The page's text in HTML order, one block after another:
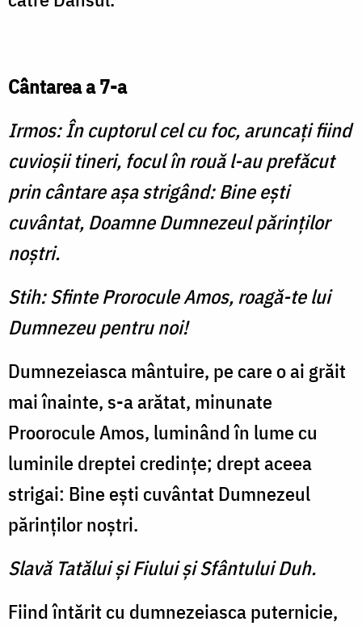
Cântarea a 7-a
Irmos: În cuptorul cel cu foc, aruncaţi fiind
cuvioşii tineri, focul în rouă l-au prefăcut
prin cântare aşa strigând: Bine eşti
cuvântat, Doamne Dumnezeul părinţilor
noştri.
Stih: Sfinte Prorocule Amos, roagă-te lui
Dumnezeu pentru noi!
Dumnezeiasca mântuire, pe care o ai grăit
mai înainte, s-a arătat, minunate
Proorocule Amos, luminând în lume cu
luminile dreptei credinţe; drept aceea
strigai: Bine eşti cuvântat Dumnezeul
părinţilor noştri.
Slavă Tatălui şi Fiului şi Sfântului Duh.
Fiind întărit cu dumnezeiasca puternicie,